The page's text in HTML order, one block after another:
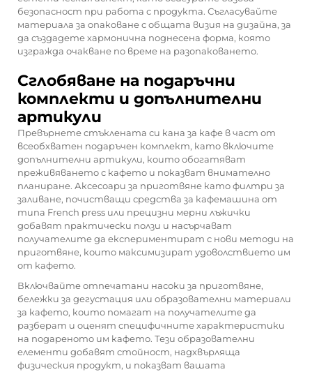
безопасност при работа с продукта. Съгласувайте
материала за опаковане с общата визия на дизайна, за
да създадете хармонична поднесена форма, която
изгражда очакване по време на разопаковането.
Сглобяване на подаръчни
комплекти и допълнителни
артикули
Превърнете стъклената си кана за кафе в част от
всеобхватен подаръчен комплект, като включите
допълнителни артикули, които обогатяват
преживяването с кафето и показват внимателно
планиране. Аксесоари за приготвяне като филтри за
заливане, почистващи средства за кафемашина от
типа French press или прецизни мерни лъжички
добавят практически ползи и насърчават
получателите да експериментират с нови методи на
приготвяне, които максимизират удоволствието им
от кафето.
Включвайте отпечатани насоки за приготвяне,
бележки за дегустация или образователни материали
за кафето, които помагат на получателите да
разберат и оценят специфичните характеристики
на подареното им кафето. Тези образователни
елементи добавят стойност, надхвърляща
физическия продукт, и показват вашата